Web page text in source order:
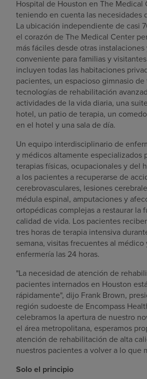
Hospital de Houston en The Medical
teniendo en cuenta las necesidades
La ubicación independiente de casi
el corazón de The Medical Center
más fáciles desde otras
conveniente para familias y
incluyen todas las habitaciones
pacientes, un espacioso gimnasio de
tecnologías de rehabilitación
actividades de la vida diaria, una
hotel, un patio de terapia, un
en el hotel y una sala de día.
Un equipo interdisciplinario de
y médicos altamente especializados
terapias físicas, ocupacionales y del
a los pacientes a recuperarse de
cerebrovasculares, lesiones
médula espinal, amputaciones y
ortopédicas complejas a restaurar la
calidad de vida. Los pacientes
tres horas de terapia intensiva
semana, visitas frecuentes al
enfermería las 24 horas.
"La necesidad de atención de
pacientes internados en Houston
rápidamente", dijo Frank Brown,
región sudoeste de Encompass
celebramos la apertura de nuestro
el área metropolitana, esperamos
atención de rehabilitación de alta
nuestros pacientes a volver a lo que
Solo el principio